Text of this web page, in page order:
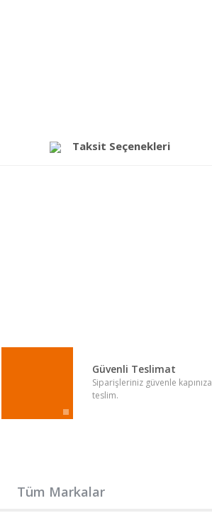
Taksit Seçenekleri
Güvenli Teslimat
Siparişleriniz güvenle kapınıza
teslim.
Tüm Markalar